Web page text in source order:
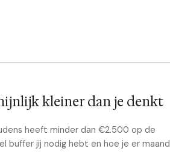
kleiner dan je denkt
heeft minder dan €2.500 op de
buffer jij nodig hebt en hoe je er maand